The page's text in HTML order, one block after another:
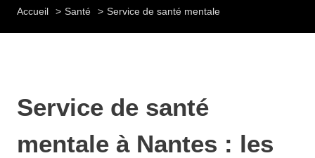
Accueil Santé Service de santé mentale
Service de santé
mentale à Nantes : les